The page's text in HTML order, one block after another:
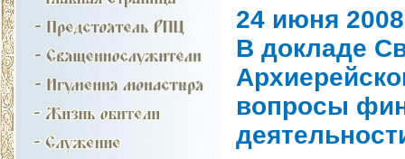
24 июня 2008
В докладе
вопросы